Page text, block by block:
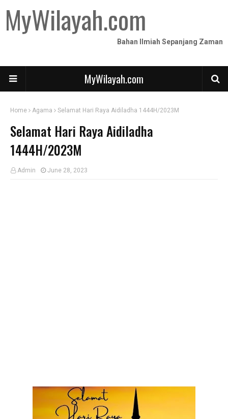
MyWilayah.com
Bahan Ilmiah Sepanjang Zaman
MyWilayah.com
Home Agama Selamat Hari Raya Aidiladha 1444H/2023M
Selamat Hari Raya Aidiladha
1444H/2023M
Admin June 28, 2023